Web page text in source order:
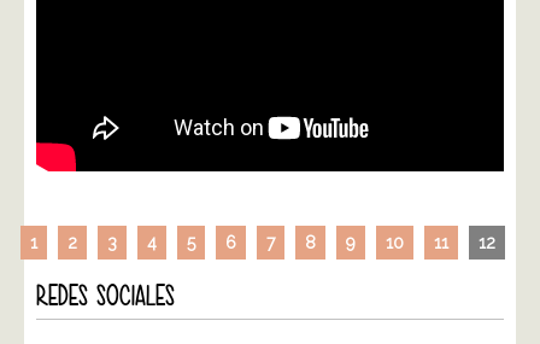
1 2 3 4 5 6 7 8 9 10 11 12
REDES SOCIALES